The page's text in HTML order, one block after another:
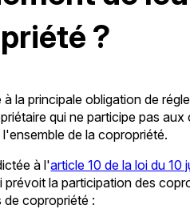
?
la principale obligation de
qui ne participe pas
de la copropriété.
à l'article 10 de la loi du 10
la participation des
copropriété :